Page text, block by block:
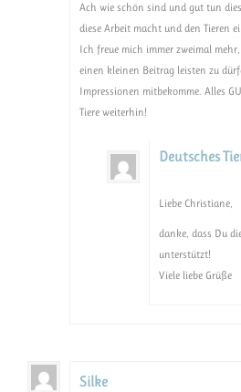
Ach wie schön sind und gut tun
diese Arbeit macht und den Tieren
Ich freue mich immer zweimal
einen kleinen Beitrag leisten zu
Impressionen mitbekomme. Alles
Tiere weiterhin!
Deutsches
Liebe Christiane,
danke, dass Du
unterstützt!
Viele liebe Grüße
Silke